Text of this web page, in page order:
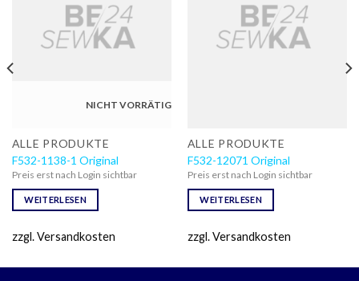
NICHT VORRÄTIG
ALLE PRODUKTE
F532-1138-1 Original
Preis erst nach Login sichtbar
WEITERLESEN
zzgl. Versandkosten
ALLE PRODUKTE
F532-12071 Original
Preis erst nach Login sichtbar
WEITERLESEN
zzgl. Versandkosten